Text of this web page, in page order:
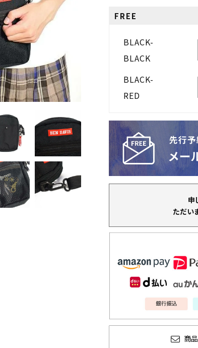
FREE
BLACK-
BLACK
BLACK-
RED
申
ただい
商